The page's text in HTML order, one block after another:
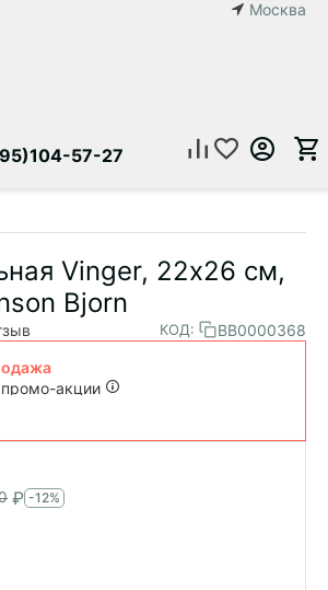
Москва
57-27
Vinger, 22х26 см,
Bjorn
КОД: BB0000368
акции
₽ -12%